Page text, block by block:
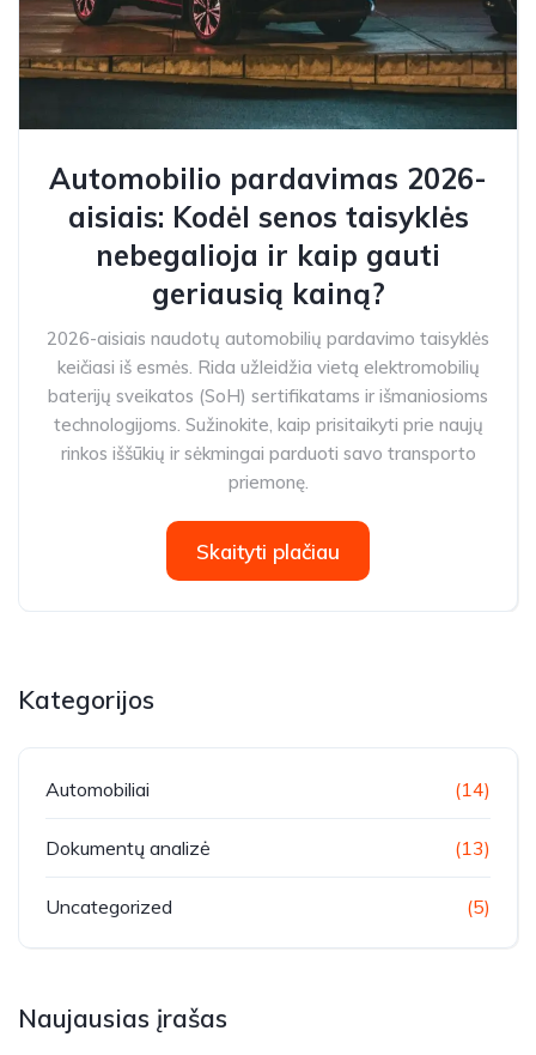
Automobilio pardavimas 2026-
aisiais: Kodėl senos taisyklės
nebegalioja ir kaip gauti
geriausią kainą?
2026-aisiais naudotų automobilių pardavimo taisyklės
keičiasi iš esmės. Rida užleidžia vietą elektromobilių
baterijų sveikatos (SoH) sertifikatams ir išmaniosioms
technologijoms. Sužinokite, kaip prisitaikyti prie naujų
rinkos iššūkių ir sėkmingai parduoti savo transporto
priemonę.
Skaityti plačiau
Kategorijos
Automobiliai (14)
Dokumentų analizė (13)
Uncategorized (5)
Naujausias įrašas